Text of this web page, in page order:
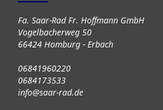
Fa. Saar-Rad Fr. Hoffmann GmbH
Vogelbacherweg 50
66424 Homburg - Erbach
06841960220
0684173533
info@saar-rad.de